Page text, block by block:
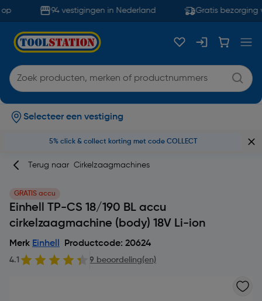
94 vestigingen in Nederland Gratis bezorging
Selecteer een vestiging
5% click & collect korting met code COLLECT
Terug naar Cirkelzaagmachines
GRATIS accu
Einhell TP-CS 18/190 BL accu
cirkelzaagmachine (body) 18V Li-ion
Merk Einhell Productcode: 20624
4.1 9 beoordeling(en)